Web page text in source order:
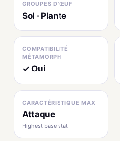
GROUPES D'ŒUF
Sol · Plante
COMPATIBILITÉ
MÉTAMORPH
✓ Oui
CARACTÉRISTIQUE MAX
Attaque
Highest base stat